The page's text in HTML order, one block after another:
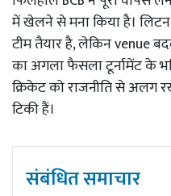
में खेलने से मना किया है। लिटन
टीम तैयार है, लेकिन venue
का अगला फैसला टूर्नामेंट के
क्रिकेट को राजनीति से अलग
टिकी हैं।
संबंधित समाचार